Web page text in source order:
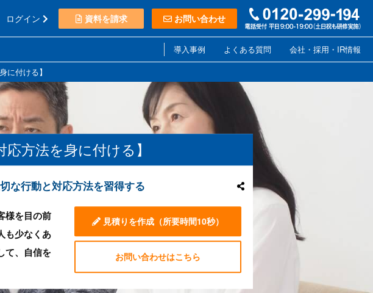
ログイン 資料を請求 お問い合わせ
導入事例 よくある質問
会社・採用・IR情報
に付ける】
方法を身に付ける】
な行動と対応方法を習得する
様を目の前
も少なくあ
て、自信を
見積りを作成 （所要時間10秒）
お問い合わせはこちら